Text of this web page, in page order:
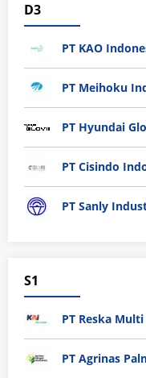
D3
PT KAO
PT Meihoku
PT Hyundai
PT Cisindo
PT Sanly
S1
PT Reska
PT Agrinas